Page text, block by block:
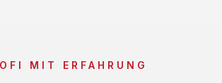
MIT ERFAHRUNG